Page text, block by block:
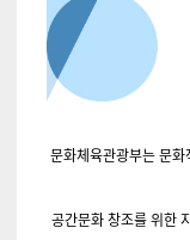
문화체육관광부는 문
공간문화 창조를위한